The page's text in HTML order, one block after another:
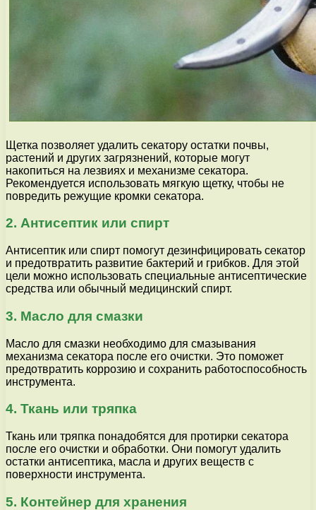
Щетка позволяет удалить секатору остатки почвы,
растений и других загрязнений, которые могут
накопиться на лезвиях и механизме секатора.
Рекомендуется использовать мягкую щетку, чтобы не
повредить режущие кромки секатора.
2. Антисептик или спирт
Антисептик или спирт помогут дезинфицировать секатор
и предотвратить развитие бактерий и грибков. Для этой
цели можно использовать специальные антисептические
средства или обычный медицинский спирт.
3. Масло для смазки
Масло для смазки необходимо для смазывания
механизма секатора после его очистки. Это поможет
предотвратить коррозию и сохранить работоспособность
инструмента.
4. Ткань или тряпка
Ткань или тряпка понадобятся для протирки секатора
после его очистки и обработки. Они помогут удалить
остатки антисептика, масла и других веществ с
поверхности инструмента.
5. Контейнер для хранения